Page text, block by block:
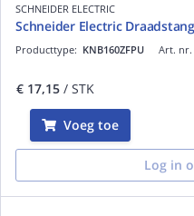
SCHNEIDER ELECTRIC
Schneider Electric
Art. nr.
Producttype: KNB160ZFPU
€ 17,15 / STK
Voeg toe
Log in